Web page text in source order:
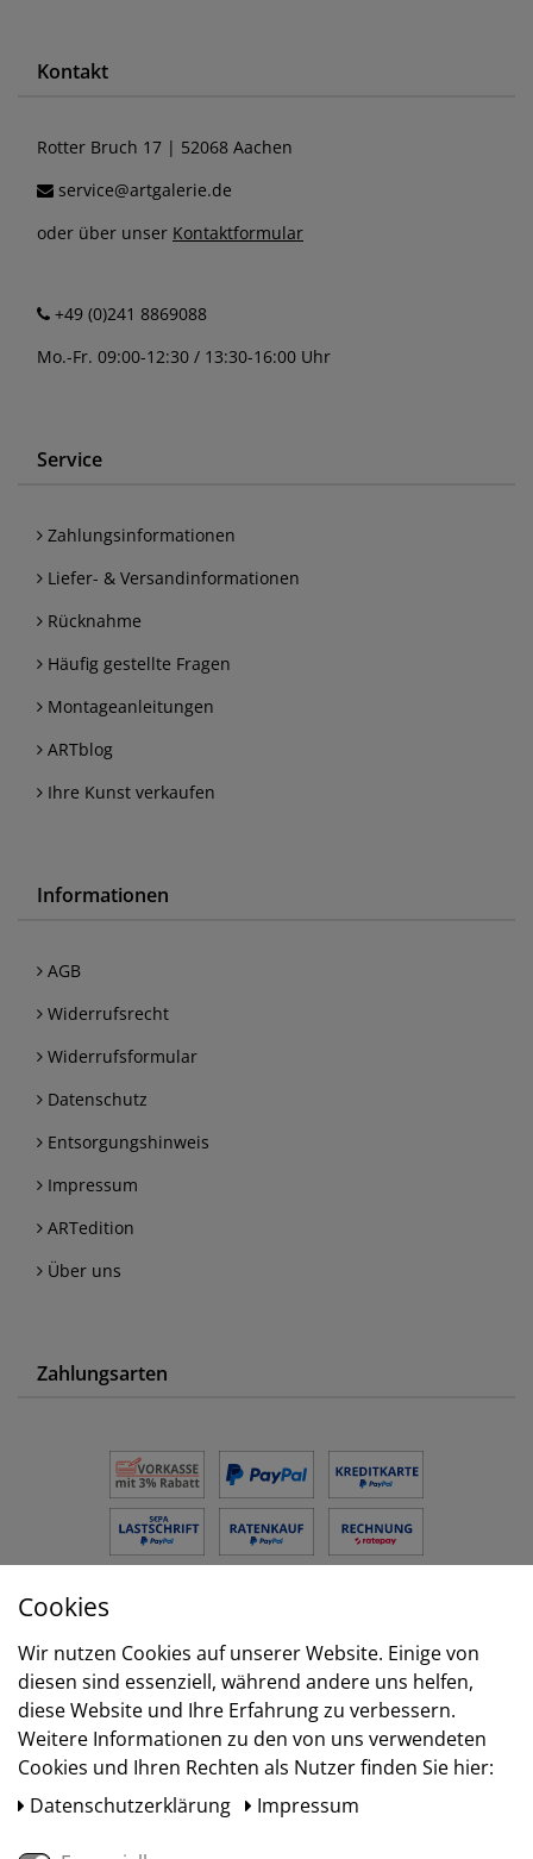
Kontakt
Rotter Bruch 17 | 52068 Aachen
service@artgalerie.de
oder über unser Kontaktformular
+49 (0)241 8869088
Mo.-Fr. 09:00-12:30 / 13:30-16:00 Uhr
Service
Zahlungsinformationen
Liefer- & Versandinformationen
Rücknahme
Häufig gestellte Fragen
Montageanleitungen
ARTblog
Ihre Kunst verkaufen
Informationen
AGB
Widerrufsrecht
Widerrufsformular
Datenschutz
Entsorgungshinweis
Impressum
ARTedition
Über uns
Zahlungsarten
Versand
Cookies
Wir nutzen Cookies auf unserer Website. Einige von
diesen sind essenziell, während andere uns helfen,
diese Website und Ihre Erfahrung zu verbessern.
Weitere Informationen zu den von uns verwendeten
Cookies und Ihren Rechten als Nutzer finden Sie hier:
Daten­schutz­erklärung
Impressum